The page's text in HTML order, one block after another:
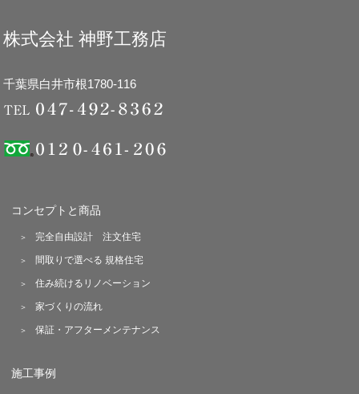
株式会社 神野工務店
千葉県白井市根1780-116
コンセプトと商品
完全自由設計 注文住宅
間取りで選べる 規格住宅
住み続けるリノベーション
家づくりの流れ
保証・アフターメンテナンス
施工事例